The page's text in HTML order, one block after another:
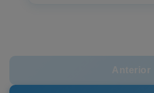
Anterior